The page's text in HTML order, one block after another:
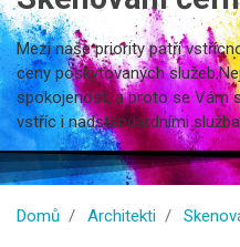
Mezi naše priority patří
ceny poskytovaných
spokojenost, a proto se Vám
vstříc i nadstandardními
Domů Architekti